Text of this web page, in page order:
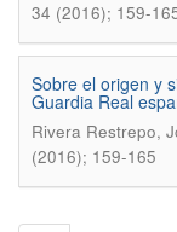
34 (2016); 159-
Sobre el origen y
Guardia Real
Rivera Restrepo,
(2016); 159-165